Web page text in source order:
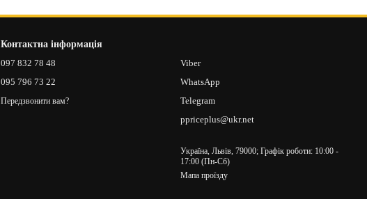
Контактна інформація
097 832 78 48
095 796 73 22
Передзвонити вам?
Viber
WhatsApp
Telegram
ppriceplus@ukr.net
Україна, Львів, 79000; Графік роботи: 10:00 -
17:00 (Пн-Сб)
Мапа проїзду